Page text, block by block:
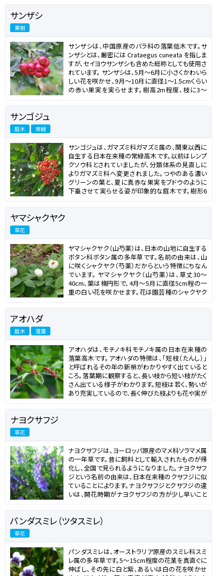
大学の初代植物学教授であった矢田部良吉氏が愛
媛県で発見し、学名に Kirengeshoma と名付けま
した。その後は朝鮮半島や中国大陸でも分布が確認
されています。
サンザシ
果樹
サンザシは、中国原産のバラ科の落葉低木です。サ
ンザシとは、厳密には Crataegus cuneata を指しま
すが、セイヨウサンザシも含めた総称としても使用さ
れています。 サンザシは、5月～6月に小さくかわいら
しい花を咲かせ、9月～10月に直径1～1.5cmくらい
の赤い果実を実らせます。樹高2m程度、枝に3～
頃から花実を付けるので、盆栽としても人気があり
ます。サンザシという名前の由来は、中国名の「山
査」の実を生薬にしたことから「山査子」となったそ
うです。 セイヨウサンザシは、ヨーロッパから北アフ
リカ原産の品種で、八重咲きや枝垂れ咲き、濃いピン
クの花をさかせるものなど、多くの園芸品種が作出
されています。イギリスでは、5月に咲く花として
は、サンザシを加工したお菓子があります。枝にトゲ
があるので、手入れの際には手袋を着用するように
しましょう。
サンゴジュ
庭木 常緑
サンゴジュは、ガマズミ科ガマズミ属の、関東以西に
自生する日本在来種の常緑高木です。以前はレンプ
クソウ科とされていましたが、分類体系の見直しに
よりガマズミ科へ変更されました。つやのある濃い
グリーンの葉と、夏に真赤な果実をブドウのように
下垂させて実らせる姿が印象的な庭木です。樹形6
真赤な果実を紅珊瑚に見立てたことが由来となって
います。また、アワブキという別名もあり、こちらはサ
ンゴジュの木を燃やすと泡が噴き出てくることにより
ます。泡が噴き出るというのはサンゴジュが水分を
多く含んでいるから、つまり耐火性が非常に高い木
ということで、防火樹として建物の周りや公園などに
多く植えられています。
ヤマシャクヤク
草花
ヤマシャクヤク（山芍薬）は、日本の山地に自生する
ボタン科ボタン属の多年草です。名前の由来は、山
に咲くシャクヤク（芍薬）だからという特徴にちなん
でいます。 ヤマシャクヤク（山芍薬）は、草丈30～
40cm、葉は楕円形で、4月～5月に直径5cm程の一
重の白い花を咲かせます。花は園芸種のシャクヤク
れます。晩春の花も、晩夏の果実も美しい山野草で
す。 ピンク色の花を咲かせるベニバナヤマシャクヤ
ク（紅花山芍薬）は、日本以外の中国やシベリアに
も分布している同属別種です。白花を咲かせるヤマ
シャクヤク（山芍薬）に比べて開花時期が遅く、強健
で育てやすい品種です。ただし、海外ではこの2つを
同一種として扱っているところもあるようです。
アオハダ
庭木 落葉
アオハダは、モチノキ科モチノキ属の日本在来種の
落葉高木です。アオハダの特徴は、「短枝（たんし）」
と呼ばれるその年の新梢がわかりやすく出ていると
ころ。落葉期に観察すると、長い枝から短い枝がたく
さん出ている様子がわかります。短枝は若く、勢いが
あり充実しているので、長く伸びた枝よりも花や実が
径5～7mmの小花をまとまって咲かせ、晩夏に果実
が実ります。果実は直径7mm程度の球形で、まだ葉
がグリーンのうちから真赤に色づく様子が美しく、見
ていてあきません。熟した果実は秋にかけて枝に残
ります。 アオハダから採れる木材は白く美しいことか
ら、こけし細工や寄木細工に使用されます。他にも
新芽は食用に、乾燥させた葉は、茶の代用品とされ
薄い樹皮が容易にはがれて、中の緑色の内皮が見
えることに由来しています。
ナヨクサフジ
草花
ナヨクサフジは、ヨーロッパ原産のマメ科ソラマメ属
の一年草です。昔に飼料として輸入されたものが帰
化し、全国で見られるようになりました。ナヨクサフ
ジという名前の由来は、日本在来種のクサフジに似
ていることによります。ナヨクサフジとクサフジの違
いは、開花時期がナヨクサフジの方が少し早いこと
をまき、秋に発芽して越冬し、春に花を咲かせます。
色の海のようです。一見たおやかで可憐な花ですが、
とても強健で、痩せ地でもよく育ちます。根に根粒菌
を共生させて土壌を肥沃にするので、緑肥として見
直されており、ヘアリーベッチという名前で種が流
パンダスミレ（ツタスミレ）
草花
パンダスミレは、オーストラリア原産のスミレ科スミ
レ属の多年草です。5～15cm程度の花茎を真直ぐに
伸ばし、その先に白と紫、あるいは白の花を咲かせ